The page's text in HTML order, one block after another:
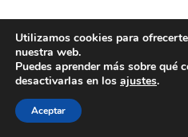
Utilizamos cookies para
nuestra web.
Puedes aprender más sobre qué
desactivarlas en los ajustes.
Aceptar